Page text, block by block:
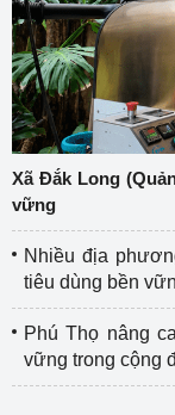
Xã Đắk Long
vững
Nhiều địa
tiêu dùng bền
Phú Thọ nâng
vững trong cộng